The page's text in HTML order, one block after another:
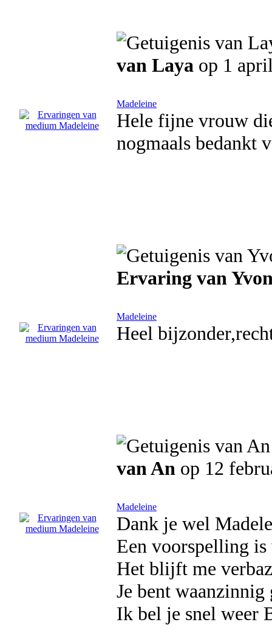
van Laya op 1
Madeleine
Hele fijne vrouw
nogmaals bedankt
Ervaring van
Madeleine
Heel
van An op 12
Madeleine
Dank je wel
Een voorspelling
Het blijft me
Je bent
Ik bel je snel weer